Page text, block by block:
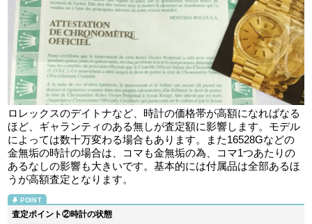
ロレックスのデイトナなど、時計の価格帯が高額になればなる
ほど、ギャランティのある無しが査定額に影響します。モデル
によっては数十万変わる場合もあります。また16528Gなどの
金無垢の時計の場合は、コマも金無垢の為、コマ1つあたりの
あるなしの影響も大きいです。基本的には付属品は全部あるほ
うが高額査定となります。
査定ポイント②時計の状態